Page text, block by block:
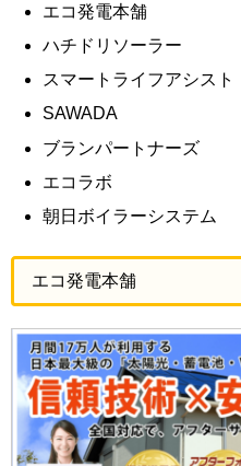
エコ発電本舗
ハチドリソーラー
スマートライフアシスト
SAWADA
ブランパートナーズ
エコラボ
朝日ボイラーシステム
エコ発電本舗